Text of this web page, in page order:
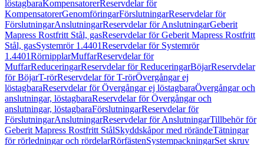
löstagbaraKompensatorerReservdelar för
KompensatorerGenomföringarFörslutningarReservdelar för
FörslutningarAnslutningarReservdelar för AnslutningarGeberit
Mapress Rostfritt Stål, gasReservdelar för Geberit Mapress Rostfritt
Stål, gasSystemrör 1.4401Reservdelar för Systemrör
1.4401RörnipplarMuffarReservdelar för
MuffarReduceringarReservdelar för ReduceringarBöjarReservdelar
för BöjarT-rörReservdelar för T-rörÖvergångar ej
löstagbaraReservdelar för Övergångar ej löstagbaraÖvergångar och
anslutningar, löstagbaraReservdelar för Övergångar och
anslutningar, löstagbaraFörslutningarReservdelar för
FörslutningarAnslutningarReservdelar för AnslutningarTillbehör för
Geberit Mapress Rostfritt StålSkyddskåpor med rörändeTätningar
för rörledningar och rördelarRörfästenSystempackningarSet skruv